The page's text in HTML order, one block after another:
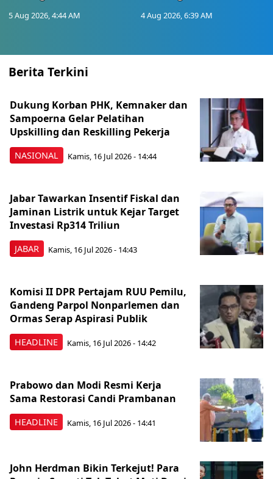
5 Aug 2026, 4:44 AM 4 Aug 2026, 6:39 AM
Berita Terkini
NASIONAL
Dukung Korban PHK, Kemnaker dan
Sampoerna Gelar Pelatihan
Upskilling dan Reskilling Pekerja
Kamis, 16 Jul 2026 - 14:44
JABAR
Jabar Tawarkan Insentif Fiskal dan
Jaminan Listrik untuk Kejar Target
Investasi Rp314 Triliun
Kamis, 16 Jul 2026 - 14:43
HEADLINE
Komisi II DPR Pertajam RUU Pemilu,
Gandeng Parpol Nonparlemen dan
Ormas Serap Aspirasi Publik
Kamis, 16 Jul 2026 - 14:42
HEADLINE
Prabowo dan Modi Resmi Kerja
Sama Restorasi Candi Prambanan
Kamis, 16 Jul 2026 - 14:41
John Herdman Bikin Terkejut! Para